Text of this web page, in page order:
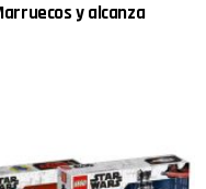
y alcanza